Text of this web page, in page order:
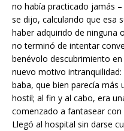
no había practicado jamás
se dijo, calculando que esa
haber adquirido de ninguna
no terminó de intentar
benévolo descubrimiento
nuevo motivo
baba, que bien parecía
hostil; al fin y al cabo, era
comenzado a fantasear
Llegó al hospital sin darse